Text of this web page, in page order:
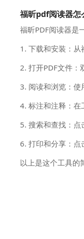
福昕pdf阅读器怎
福昕PDF阅读器是
1. 下载和安装：
2. 打开PDF文件：
3. 阅读和浏览：使
4. 标注和注释：在
5. 搜索和查找：
6. 打印和分享：点
以上是这个工具的